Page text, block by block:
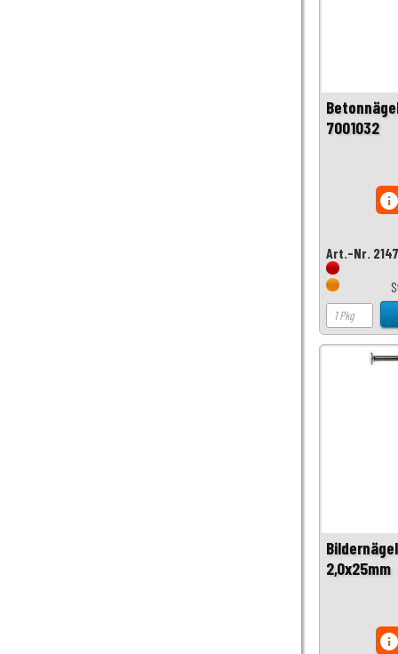
7001032
Art.-Nr.
2,0x25mm